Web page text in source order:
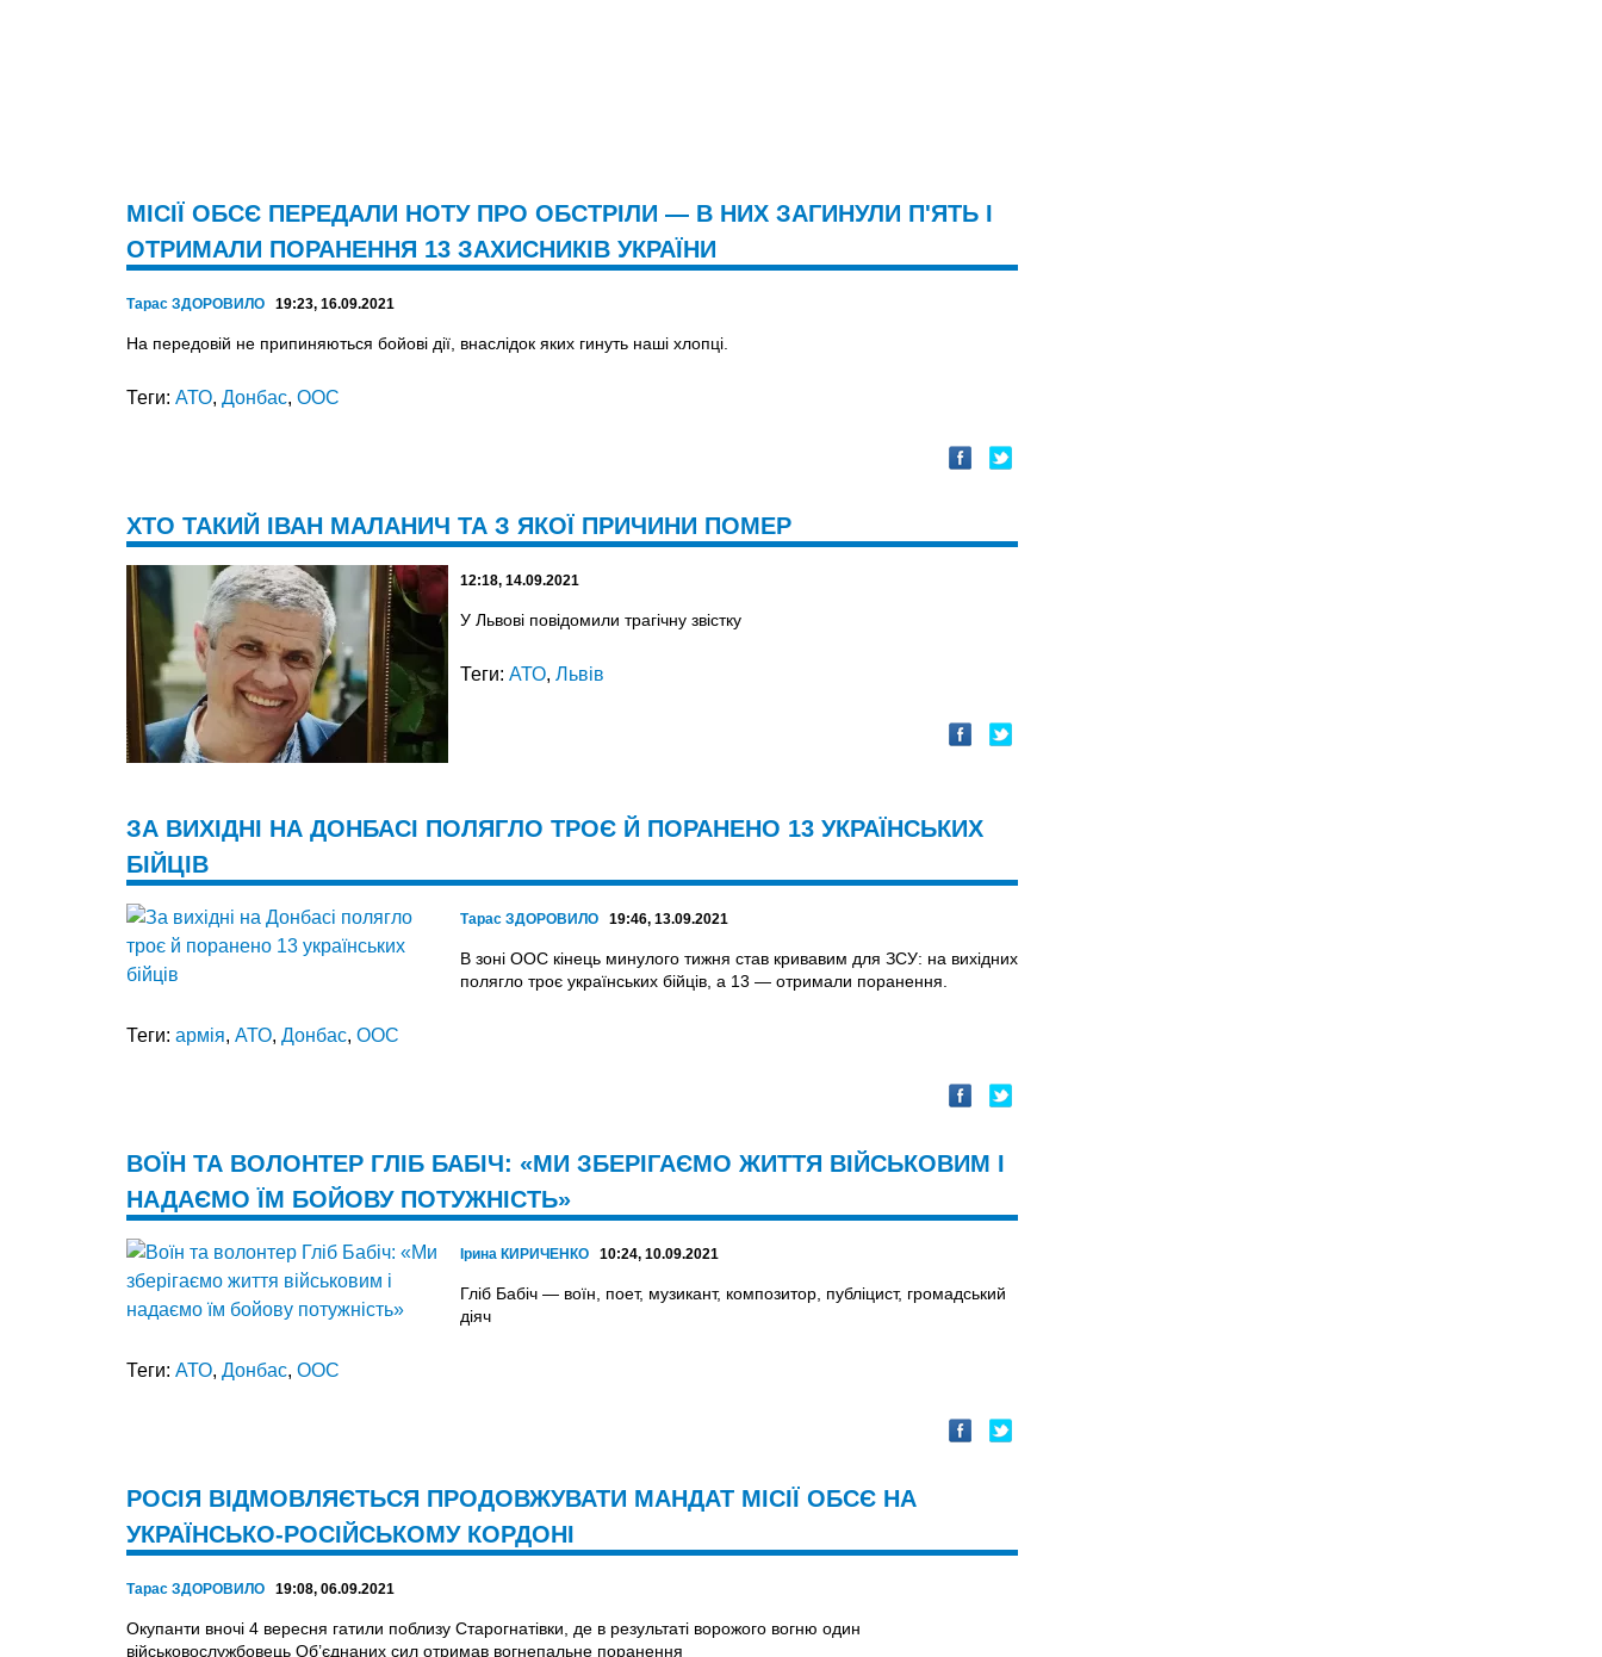
МІСІЇ ОБСЄ ПЕРЕДАЛИ НОТУ ПРО ОБСТРІЛИ — В НИХ ЗАГИНУЛИ П'ЯТЬ І
ОТРИМАЛИ ПОРАНЕННЯ 13 ЗАХИСНИКІВ УКРАЇНИ
Тарас ЗДОРОВИЛО 19:23, 16.09.2021
На передовій не припиняються бо­йові дії, внаслідок яких гинуть наші хлопці.
Теги: АТО, Донбас, ООС
ХТО ТАКИЙ ІВАН МАЛАНИЧ ТА З ЯКОЇ ПРИЧИНИ ПОМЕР
12:18, 14.09.2021
У Львові повідомили трагічну звістку
Теги: АТО, Львів
ЗА ВИХІДНІ НА ДОНБАСІ ПОЛЯГЛО ТРОЄ Й ПОРАНЕНО 13 УКРАЇНСЬКИХ
БІЙЦІВ
Тарас ЗДОРОВИЛО 19:46, 13.09.2021
В зоні ООС кінець минулого тижня став кривавим для ЗСУ: на вихідних
полягло троє українських бійців, а 13 — отримали поранення.
Теги: армія, АТО, Донбас, ООС
ВОЇН ТА ВОЛОНТЕР ГЛІБ БАБІЧ: «МИ ЗБЕРІГАЄМО ЖИТТЯ ВІЙСЬКОВИМ І
НАДАЄМО ЇМ БОЙОВУ ПОТУЖНІСТЬ»
Ірина КИРИЧЕНКО 10:24, 10.09.2021
Гліб Бабіч — воїн, поет, музикант, композитор, публіцист, громадський
діяч
Теги: АТО, Донбас, ООС
РОСІЯ ВІДМОВЛЯЄТЬСЯ ПРОДОВЖУВАТИ МАНДАТ МІСІЇ ОБСЄ НА
УКРАЇНСЬКО-РОСІЙСЬКОМУ КОРДОНІ
Тарас ЗДОРОВИЛО 19:08, 06.09.2021
Окупанти вночі 4 вересня гатили поблизу Старогнатівки, де в результаті ворожого вогню один
військовослужбовець Об’єднаних сил отримав вогнепальне поранення